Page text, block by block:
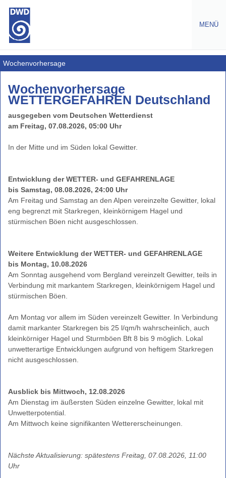
MENÜ
Warnungen
Amtliche
Warnungen
Warntabelle
Wetterwarnungen
Gefahrenindizes
Gesundheit
Gefahrenindizes
-
(Wald-,
Warnindizes
Landwirtschaft
Farbskala
Unwetterwarnkriterien
Binnenseewarnungen
Küstenwarnungen
Hitze-
und
Windwarnskala
Hochwasserzentralen
Weitere
Wochenvorhersage
Wochenvorhersage
WETTERGEFAHREN Deutschland
ausgegeben vom Deutschen Wetterdienst
am Freitag, 07.08.2026, 05:00 Uhr
Entwicklung der WETTER- und GEFAHRENLAGE
bis Samstag, 08.08.2026, 24:00 Uhr
Am Freitag und Samstag an den Alpen vereinzelte Gewitter, lokal
eng begrenzt mit Starkregen, kleinkörnigem Hagel und
stürmischen Böen nicht ausgeschlossen.
Weitere Entwicklung der WETTER- und GEFAHRENLAGE
bis Montag, 10.08.2026
Am Sonntag ausgehend vom Bergland vereinzelt Gewitter, teils in
Verbindung mit markantem Starkregen, kleinkörnigem Hagel und
stürmischen Böen.
Am Montag vor allem im Süden vereinzelt Gewitter. In Verbindung
damit markanter Starkregen bis 25 l/qm/h wahrscheinlich, auch
kleinkörniger Hagel und Sturmböen Bft 8 bis 9 möglich. Lokal
unwetterartige Entwicklungen aufgrund von heftigem Starkregen
Ausblick bis Mittwoch, 12.08.2026
Am Dienstag im äußersten Süden einzelne Gewitter, lokal mit
Unwetterpotential.
Nächste Aktualisierung: spätestens Freitag, 07.08.2026, 11:00
Uhr